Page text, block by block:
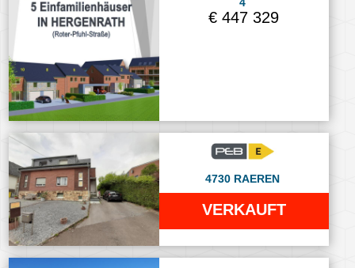
4
€ 447 329
4730 RAEREN
VERKAUFT